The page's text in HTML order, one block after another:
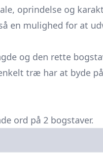
oprindelse og
en mulighed for at
og den rette
træ har at byde
ord på 2 bogstaver.